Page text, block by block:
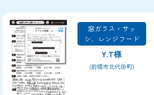
窓ガラス・サッ
シ、レンジフード
Y.T様
(前橋市北代田町)